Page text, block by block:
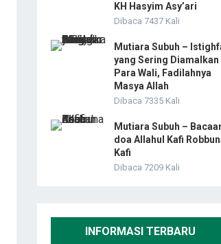
KH Hasyim Asy’ari
Dibaca 7437 Kali
Mutiara Subuh –
yang Sering Diamalkan
Para Wali, Fadilahnya
Masya Allah
Dibaca 7335 Kali
Mutiara Subuh –
doa Allahul Kafi
Kafi
Dibaca 7209 Kali
INFORMASI TERBARU